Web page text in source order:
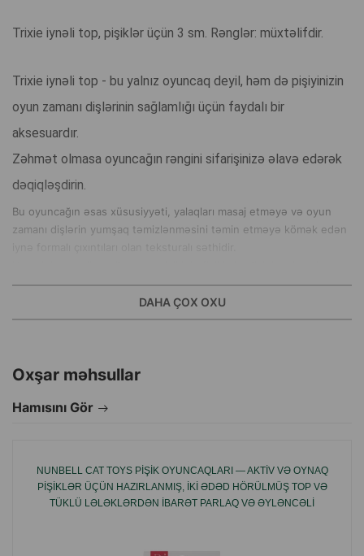
Trixie iynəli top, pişiklər üçün 3 sm. Rənglər: müxtəlifdir.
Trixie iynəli top - bu yalnız oyuncaq deyil, həm də pişiyinizin
oyun zamanı dişlərinin sağlamlığı üçün faydalı bir
aksesuardır.
Zəhmət olmasa oyuncağın rəngini sifarişinizə əlavə edərək
dəqiqləşdirin.
Bu oyuncağın əsas xüsusiyyəti, yalaqları masaj etməyə və oyun
zamanı dişlərin yumşaq təmizlənməsini təmin etməyə kömək edən
koordinasiyasını inkişaf etdirməyə kömək edir.
DAHA ÇOX OXU
Oxşar məhsullar
Hamısını Gör
NUNBELL CAT TOYS PIŞIK OYUNCAQLARI — AKTIV VƏ OYNAQ
PIŞIKLƏR ÜÇÜN HAZIRLANMIŞ, IKI ƏDƏD HÖRÜLMÜŞ TOP VƏ
TÜKLÜ LƏLƏKLƏRDƏN IBARƏT PARLAQ VƏ ƏYLƏNCƏLI